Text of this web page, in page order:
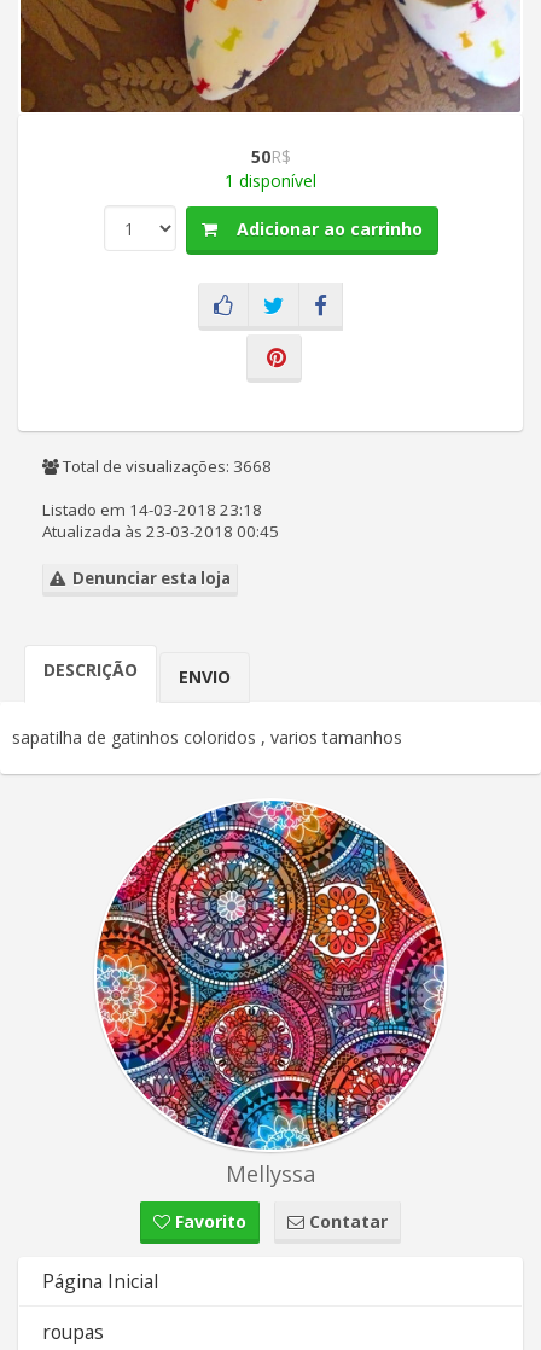
50R$
1 disponível
Adicionar ao carrinho
Total de visualizações: 3668
Listado em 14-03-2018 23:18
Atualizada às 23-03-2018 00:45
Denunciar esta loja
DESCRIÇÃO ENVIO
sapatilha de gatinhos coloridos , varios tamanhos
Mellyssa
Favorito Contatar
Página Inicial
roupas